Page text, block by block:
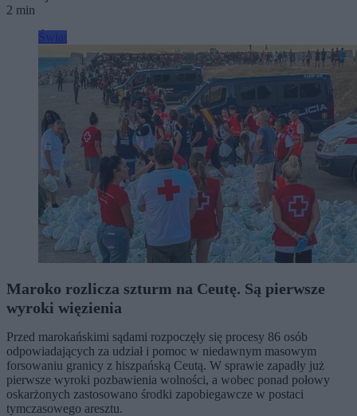
2 min
Maroko rozlicza szturm na Ceutę. Są pierwsze
wyroki więzienia
Przed marokańskimi sądami rozpoczęły się procesy 86 osób
odpowiadających za udział i pomoc w niedawnym masowym
forsowaniu granicy z hiszpańską Ceutą. W sprawie zapadły już
pierwsze wyroki pozbawienia wolności, a wobec ponad połowy
oskarżonych zastosowano środki zapobiegawcze w postaci
tymczasowego aresztu.